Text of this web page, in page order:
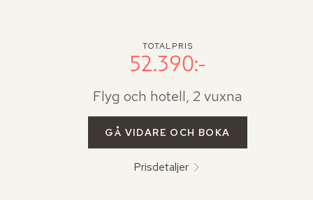
TOTALPRIS
52.390:-
Flyg och hotell, 2 vuxna
GÅ VIDARE OCH BOKA
Prisdetaljer